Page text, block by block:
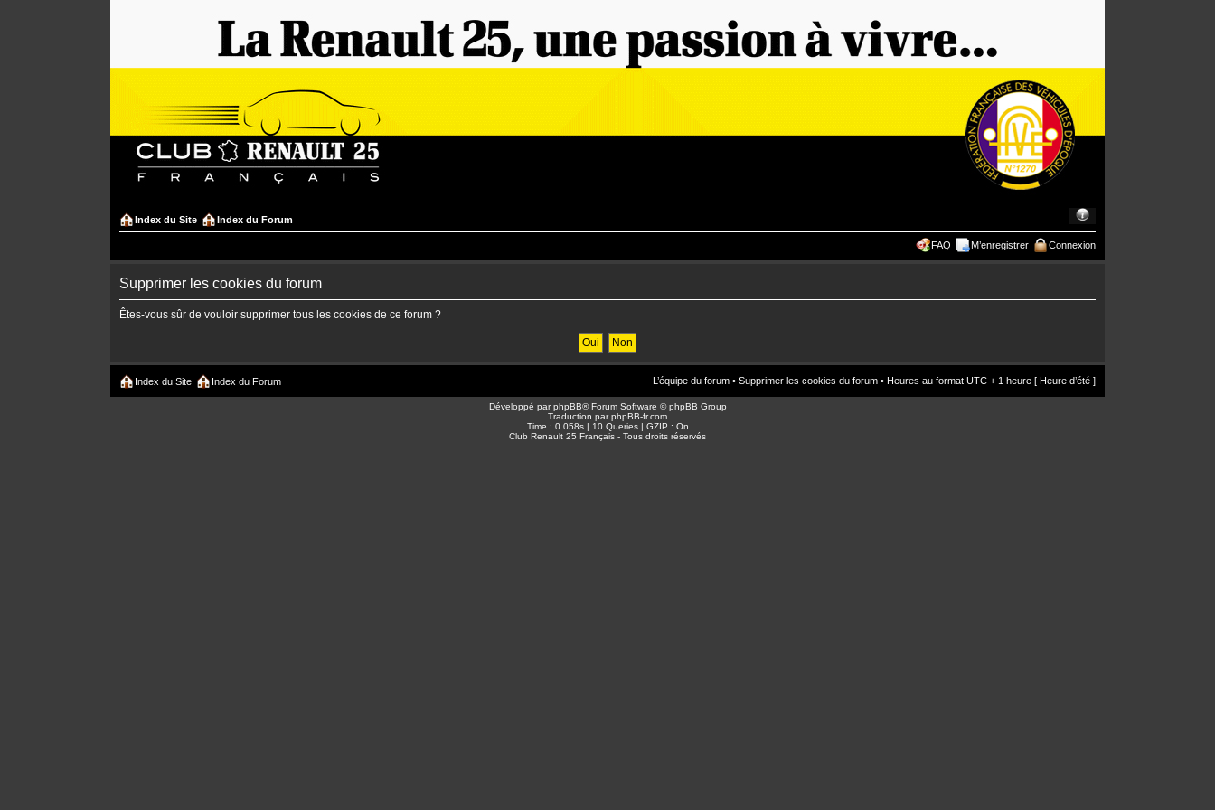
Index du Site Index du Forum
FAQ M’enregistrer Connexion
Supprimer les cookies du forum
Êtes-vous sûr de vouloir supprimer tous les cookies de ce forum ?
Index du Site Index du Forum L’équipe du forum • Supprimer les cookies du forum • Heures au format UTC + 1 heure [ Heure d’été ]
Développé parphpBB® Forum Software © phpBB Group
Traduction parphpBB-fr.com
Time : 0.058s | 10 Queries | GZIP : On
Club Renault 25 Français - Tous droits réservés